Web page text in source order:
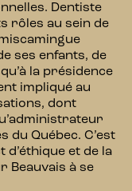
Dentiste
rôles au sein de
ses enfants, de
la présidence
impliqué au
dont
du Québec. C’est
et de la
Beauvais à se